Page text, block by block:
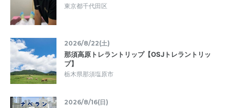
東京都千代田区
2026/8/22(土)
那須高原トレラントリップ【OSJトレラントリッ
プ】
栃木県那須塩原市
2026/8/16(日)